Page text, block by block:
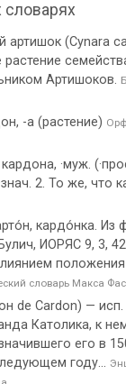
словарях
артишок (Cynara
Артишоков.
-а (растение)
·муж.
2. То же, что
кардо́нка. Из
ИОРЯС 9, 3,
словарь Макса
de Cardon) — исп.
Католика, к
его в
году...